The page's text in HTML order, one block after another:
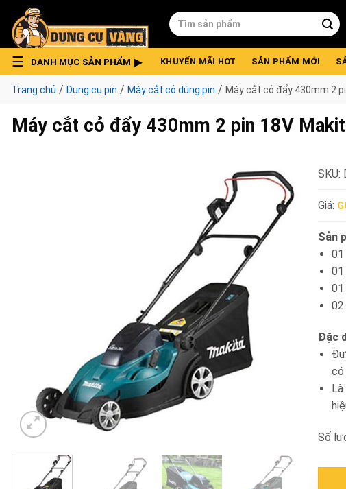
content
Tìm
kiếm:
DANH MỤC SẢN PHẨM KHUYẾN MÃI HOT SẢN PHẨM MỚI
Trang chủ / Dụng cụ pin / Máy cắt cỏ dùng pin / Máy cắt cỏ đẩy 430mm 2
Máy cắt cỏ đẩy 430mm 2 pin 18V
SKU:
Giá:
Sản
01
02
Đặc
có
Số